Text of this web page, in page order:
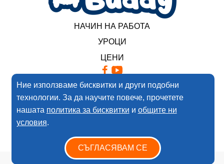
Ние използваме бисквитки и други подобни
технологии. За да научите повече, прочетете
нашата политика за бисквитки и общите ни
условия.
СЪГЛАСЯВАМ СЕ
НАЧИН НА РАБОТА
УРОЦИ
ЦЕНИ
2017-2025 Нимеро ООД. Всички права запазени
Условия за ползване